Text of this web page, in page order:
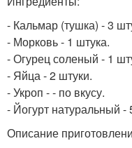
- Кальмар (тушка) - 3
- Морковь - 1 штука.
- Огурец соленый - 1
- Яйца - 2 штуки.
- Укроп - - по вкусу.
- Йогурт натуральный -
Описание